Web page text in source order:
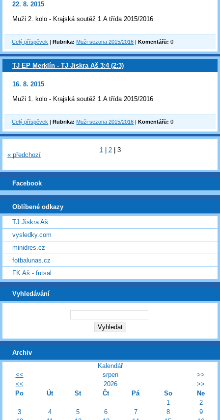
22. 8. 2015
Muži 2. kolo - Krajská soutěž 1.A třída 2015/2016
Celý příspěvek |Rubrika: Muži-sezona 2015/2016 |Komentářů: 0
TJ EP Merklín - TJ Jiskra Aš 3:4 (2:3)
16. 8. 2015
Muži 1. kolo - Krajská soutěž 1.A třída 2015/2016
Celý příspěvek |Rubrika: Muži-sezona 2015/2016 |Komentářů: 0
« předchozí
1 2 3
Facebook
Oblíbené odkazy
TJ Jiskra Aš
vysledky.com
minidres.cz
fotbalunas.cz
FK Aš - futsal
Vyhledávání
Archiv
Kalendář
<<
srpen
>>
<<
2026
>>
Po
Út St Čt Pá So
Ne
1
2
3
4 5 6 7 8
9